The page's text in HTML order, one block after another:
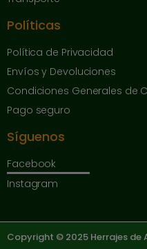
Políticas
Política de Privacidad
Envíos y Devoluciones
Condiciones Generales de
Pago seguro
Síguenos
Facebook
Instagram
Copyright © 2025 Herrajes de